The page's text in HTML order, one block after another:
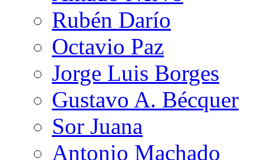
Rubén Darío
Octavio Paz
Jorge Luis Borges
Gustavo A. Bécquer
Sor Juana
Antonio Machado